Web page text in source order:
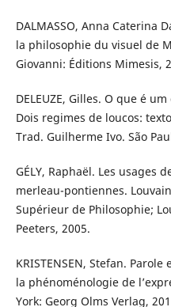
DALMASSO, Anna Caterina
la philosophie du visuel de
Giovanni: Éditions Mimesis,
DELEUZE, Gilles. O que é
Dois regimes de loucos:
Trad. Guilherme Ivo. São
GÉLY, Raphaël. Les usages
merleau-pontiennes.
Supérieur de Philosophie;
Peeters, 2005.
KRISTENSEN, Stefan.
la phénoménologie de
York: Georg Olms Verlag,